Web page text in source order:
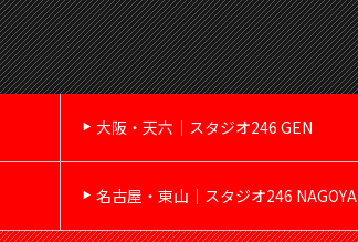
大阪・天六｜スタジオ246 GEN
名古屋・東山｜スタジオ246 NAGOYA